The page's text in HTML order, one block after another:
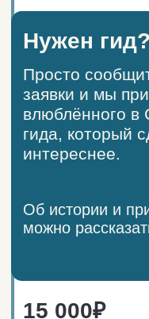
старой Териберки